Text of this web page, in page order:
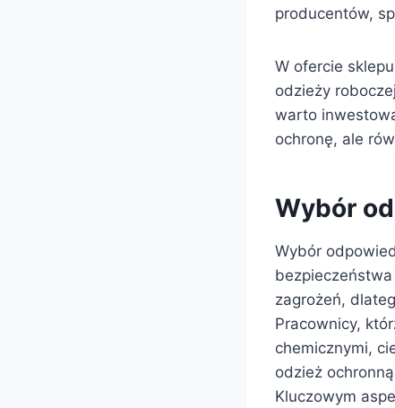
producentów,
W ofercie sklepu
odzieży
warto
ochronę, ale
Wybór
Wybór
zagrożeń,
Pracownicy,
chemicznymi,
odzież
Kluczowym